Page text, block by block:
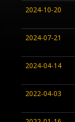
2024-10-20
2024-07-21
2024-04-14
2022-04-03